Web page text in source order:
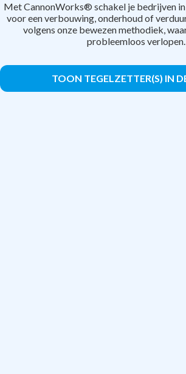
Met CannonWorks® schakel je bedrijven
voor een verbouwing, onderhoud of
volgens onze bewezen methodiek,
probleemloos verlopen.
TOON TEGELZETTER(S) IN